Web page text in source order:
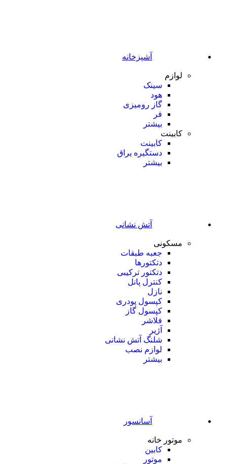
آشپزخانه
لوازم
سینک
هود
گاز رومیزی
فر
بیشتر
کابینت
کابینت
دستگیره یراق
بیشتر
آتش نشانی
مسکونی
جعبه طبقات
دتکتورها
دتکتور ترکیبی
کنترل پانل
نازل
کپسول پودری
کپسول گاز
فلاشر
آژیر
شلنگ آتش نشانی
لوازم نصب
بیشتر
آسانسور
موتور خانه
کابین
موتور